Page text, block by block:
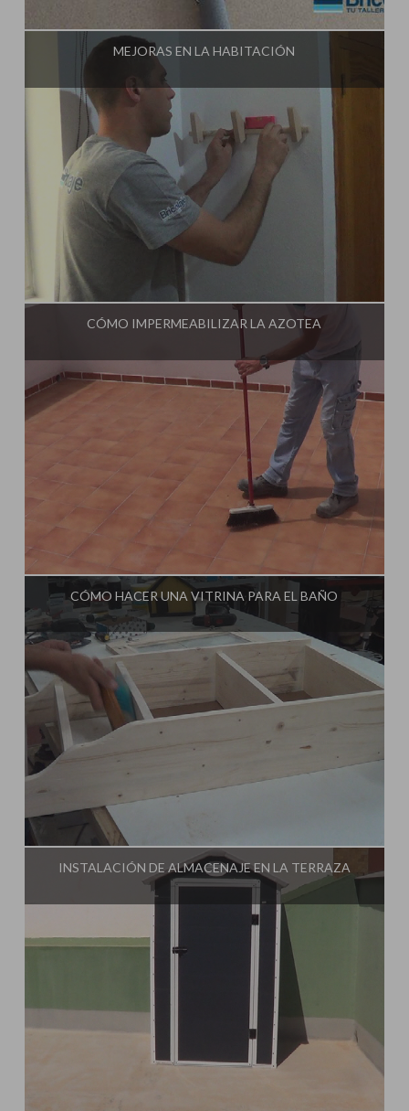
MEJORAS EN LA HABITACIÓN
Tu Taller de Bricolaje
CÓMO IMPERMEABILIZAR LA AZOTEA
Influencer: Tu Taller de Bricolaje
CÓMO HACER UNA VITRINA PARA EL BAÑO
Influencer:
INSTALACIÓN DE ALMACENAJE EN LA TERRAZA